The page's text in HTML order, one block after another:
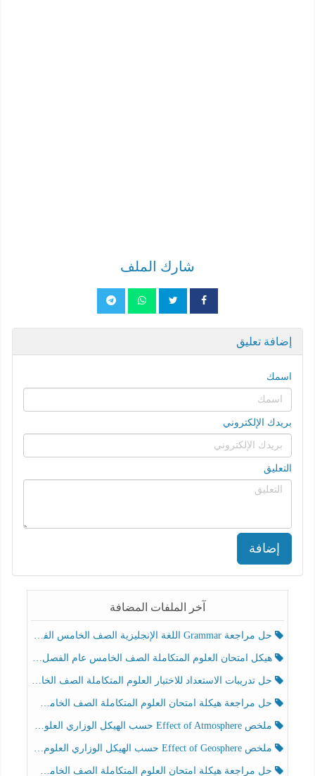
شارك الملف
إضافة تعليق
اسمك
بريدك الإلكتروني
التعليق
إضافة
آخر الملفات المضافة
حل مراجعة Grammar اللغة الإنجليزية الصف الخامس الفصل الثالث
هيكل امتحان العلوم المتكاملة الصف الخامس عام الفصل الدراسي الثالث 2025-2026
حل تدريبات الاستعداد للاختبار العلوم المتكاملة الصف الخامس عام الفصل الثالث
حل مراجعة هيكلة امتحان العلوم المتكاملة الصف الخامس انسبير الفصل الثالث
ملخص Effect of Atmosphere حسب الهيكل الوزاري العلوم المتكاملة الصف الخامس انسبير الفصل الثالث
ملخص Effect of Geosphere حسب الهيكل الوزاري العلوم المتكاملة الصف الخامس انسبير الفصل الثالث
حل مراجعة هيكلة امتحان العلوم المتكاملة الصف الخامس عام الفصل الثالث